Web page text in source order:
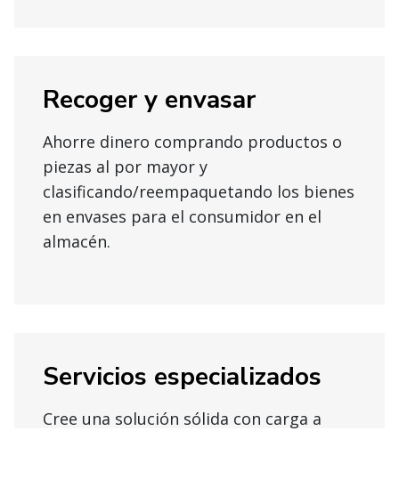
Recoger y envasar
Ahorre dinero comprando productos o
piezas al por mayor y
clasificando/reempaquetando los bienes
en envases para el consumidor en el
almacén.
Servicios especializados
Cree una solución sólida con carga a